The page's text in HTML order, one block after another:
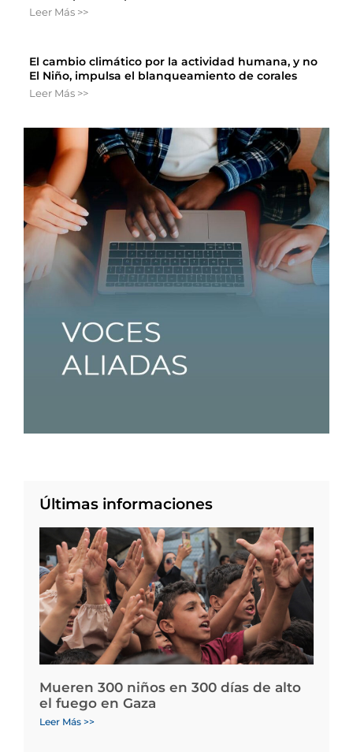
Leer Más >>
El cambio climático por la actividad humana, y no
El Niño, impulsa el blanqueamiento de corales
Leer Más >>
Últimas informaciones
Mueren 300 niños en 300 días de alto
el fuego en Gaza
Leer Más >>